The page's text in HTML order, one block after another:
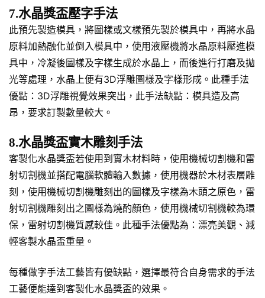
7.水晶獎盃壓字手法
此預先製造模具，將圖樣或文樣預先製於模具中，再將水晶
原料加熱融化並倒入模具中，使用液壓機將水晶原料壓進模
具中，冷凝後圖樣及字樣生成於水晶上，而後進行打磨及拋
光等處理，水晶上便有3D浮雕圖樣及字樣形成。此種手法
優點：3D浮雕視覺效果突出，此手法缺點：模具造及高
昂，要求訂製數量較大。
8.水晶獎盃實木雕刻手法
客製化水晶獎盃若使用到實木材料時，使用機械切割機和雷
射切割機並搭配電腦軟體輸入數據，使用機器於木材表層雕
刻，使用機械切割機雕刻出的圖樣及字樣為木頭之原色，雷
射切割機雕刻出之圖樣為燒酌顏色，使用機械切割機較為環
保，雷射切割機質感較佳。此種手法優點為：漂亮美觀、減
輕客製水晶盃重量。
每種做字手法工藝皆有優缺點，選擇最符合自身需求的手法
工藝便能達到客製化水晶獎盃的效果。